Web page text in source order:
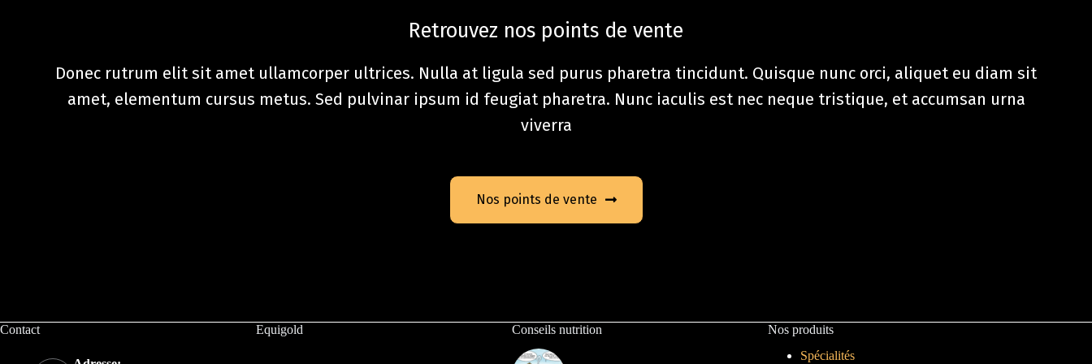
Retrouvez nos points de vente
Donec rutrum elit sit amet ullamcorper ultrices. Nulla at ligula sed purus pharetra tincidunt. Quisque nunc orci, aliquet eu diam sit
amet, elementum cursus metus. Sed pulvinar ipsum id feugiat pharetra. Nunc iaculis est nec neque tristique, et accumsan urna
viverra
Nos points de vente
Contact Equigold Conseils nutrition
Nos produits
Spécialités